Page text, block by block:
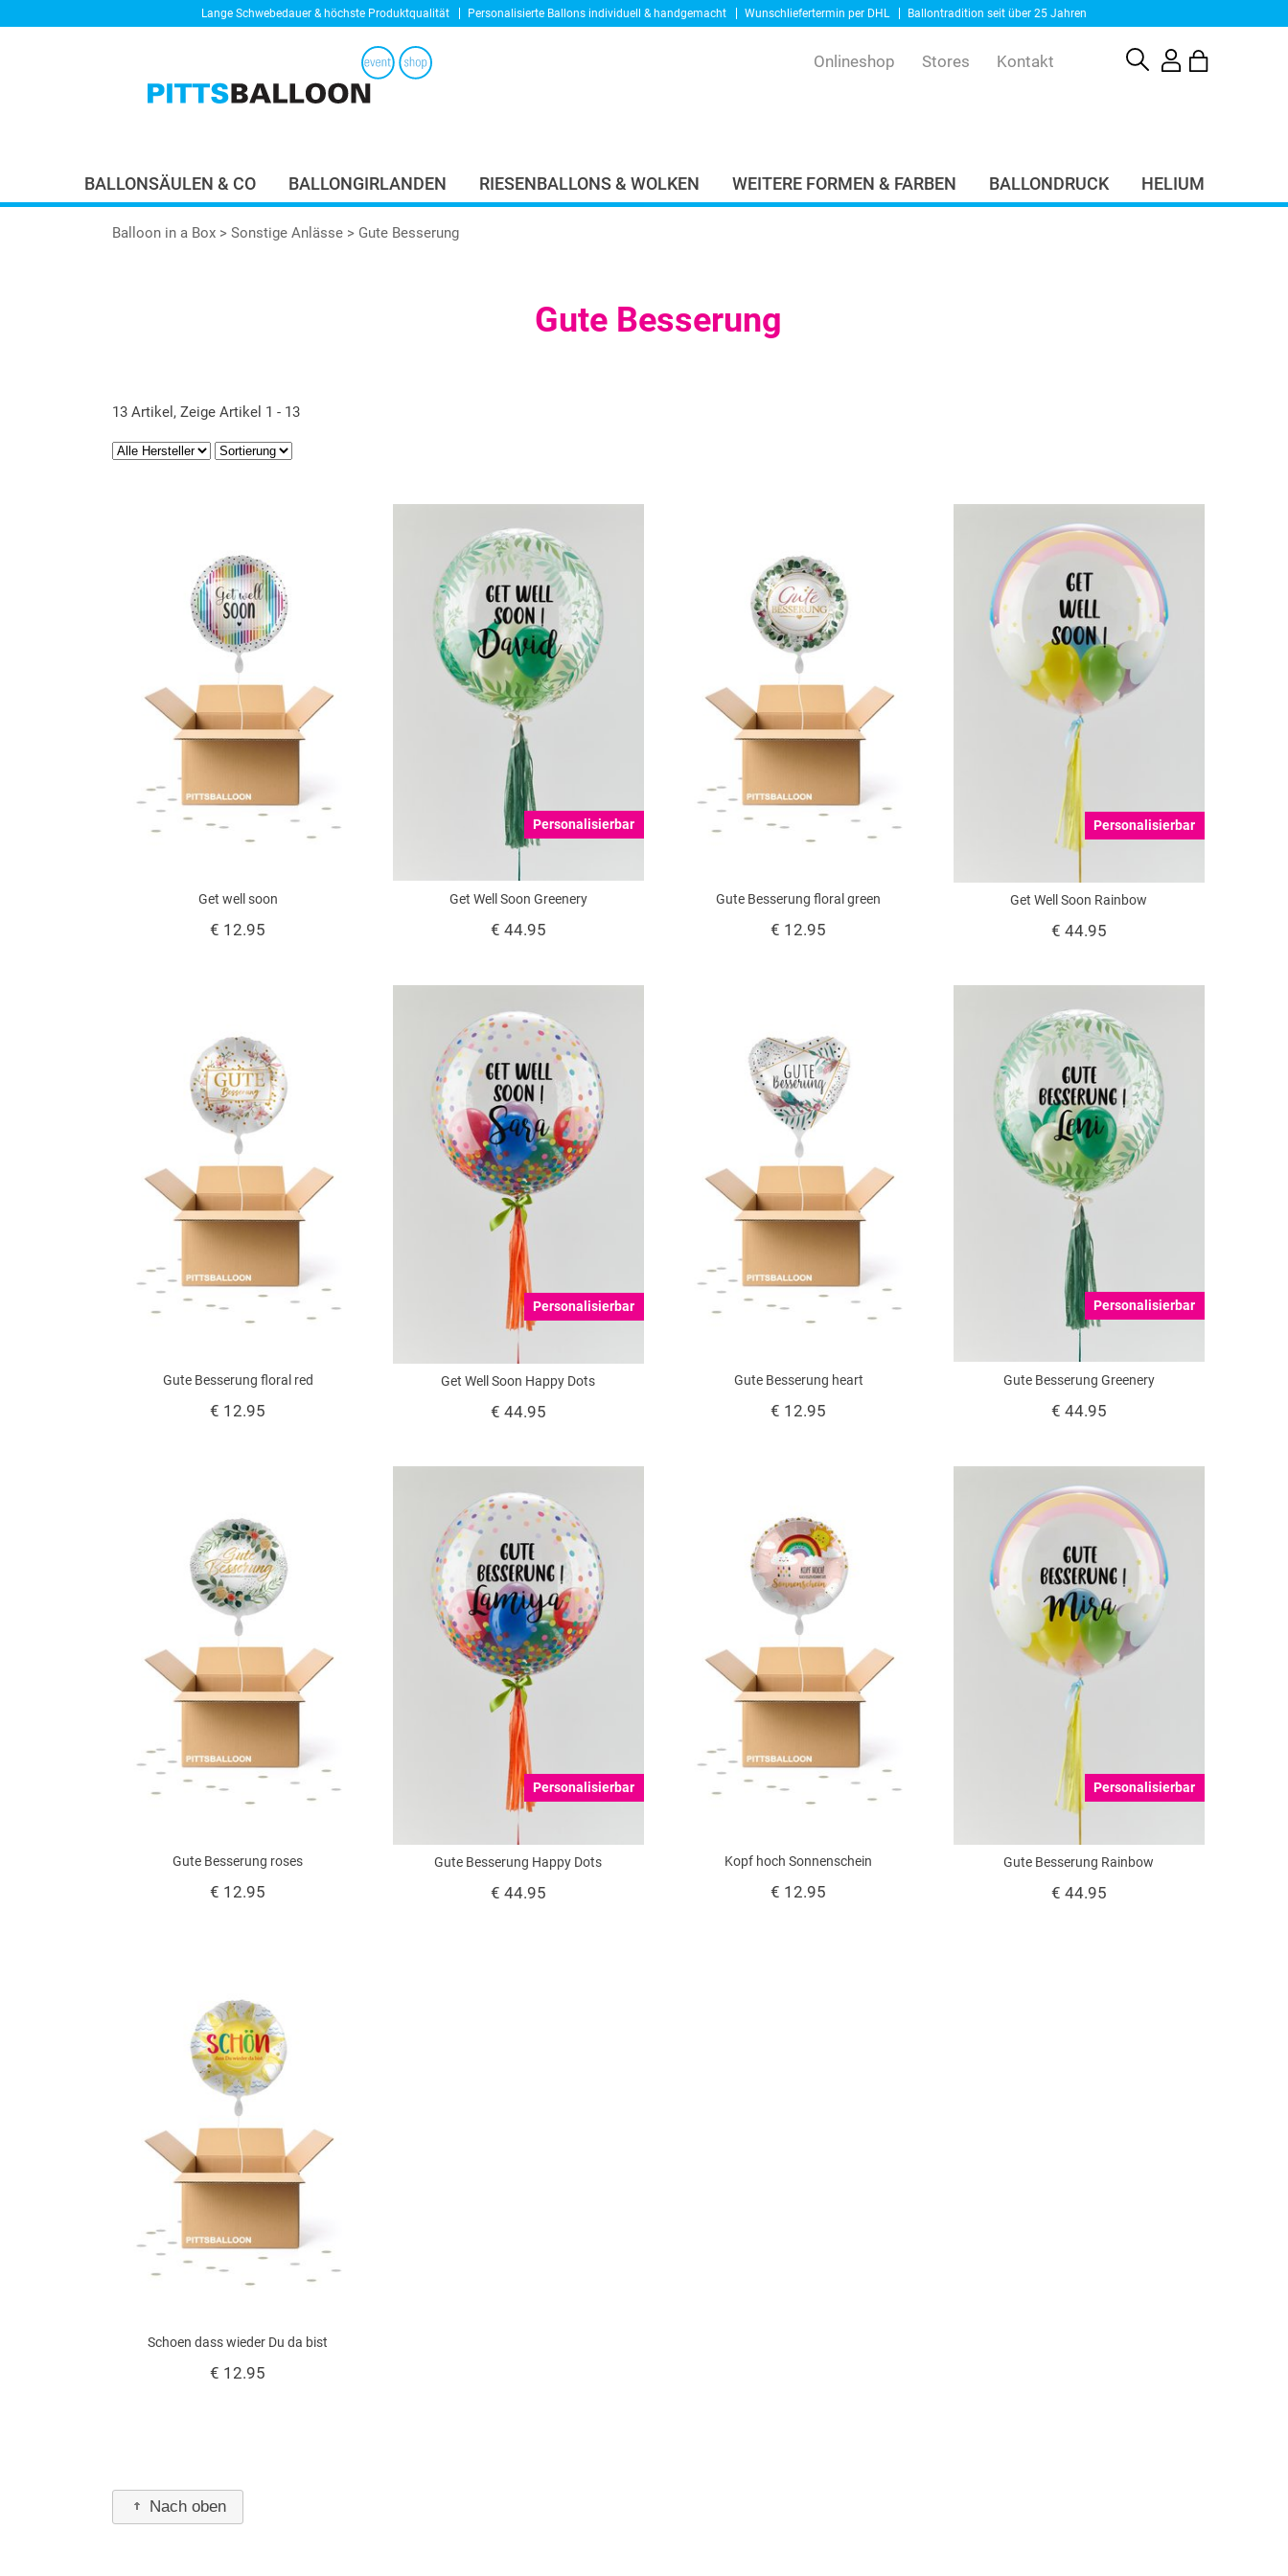
Lange Schwebedauer & höchste Produktqualität Personalisierte Ballons individuell & handgemacht Wunschliefertermin per DHL Ballontradition seit über 25 Jahren
Onlineshop Stores Kontakt
BALLONSÄULEN & CO BALLONGIRLANDEN RIESENBALLONS & WOLKEN WEITERE FORMEN & FARBEN BALLONDRUCK HELIUM
Balloon in a Box > Sonstige Anlässe > Gute Besserung
Gute Besserung
13 Artikel, Zeige Artikel 1 - 13
Get well soon
€ 12.95
Personalisierbar
Get Well Soon Greenery
€ 44.95
Gute Besserung floral green
€ 12.95
Personalisierbar
Get Well Soon Rainbow
€ 44.95
Gute Besserung floral red
€ 12.95
Personalisierbar
Get Well Soon Happy Dots
€ 44.95
Gute Besserung heart
€ 12.95
Personalisierbar
Gute Besserung Greenery
€ 44.95
Gute Besserung roses
€ 12.95
Personalisierbar
Gute Besserung Happy Dots
€ 44.95
Kopf hoch Sonnenschein
€ 12.95
Personalisierbar
Gute Besserung Rainbow
€ 44.95
Schoen dass wieder Du da bist
€ 12.95
Nach oben